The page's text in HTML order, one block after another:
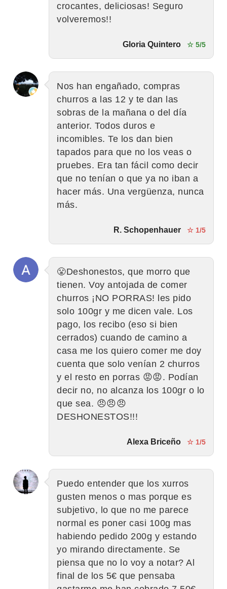
crocantes, deliciosas! Seguro
volveremos!!
Gloria Quintero ☆ 5/5
Nos han engañado, compras
churros a las 12 y te dan las
sobras de la mañana o del día
anterior. Todos duros e
incomibles. Te los dan bien
tapados para que no los veas o
pruebes. Era tan fácil como decir
que no tenían o que ya no iban a
hacer más. Una vergüenza, nunca
más.
R. Schopenhauer ☆ 1/5
😤Deshonestos, que morro que
tienen. Voy antojada de comer
churros ¡NO PORRAS! les pido
solo 100gr y me dicen vale. Los
pago, los recibo (eso si bien
cerrados) cuando de camino a
casa me los quiero comer me doy
cuenta que solo venían 2 churros
y el resto en porras 😡😡. Podían
decir no, no alcanza los 100gr o lo
que sea. 😠😠😠
DESHONESTOS!!!
Alexa Briceño ☆ 1/5
Puedo entender que los xurros
gusten menos o mas porque es
subjetivo, lo que no me parece
normal es poner casi 100g mas
habiendo pedido 200g y estando
yo mirando directamente. Se
piensa que no lo voy a notar? Al
final de los 5€ que pensaba